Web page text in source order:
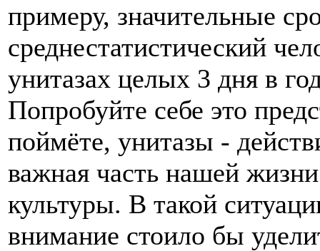
примеру, значительные
среднестатистический
унитазах целых 3 дня в
Попробуйте себе это
поймёте, унитазы -
важная часть нашей
культуры. В такой
внимание стоило бы